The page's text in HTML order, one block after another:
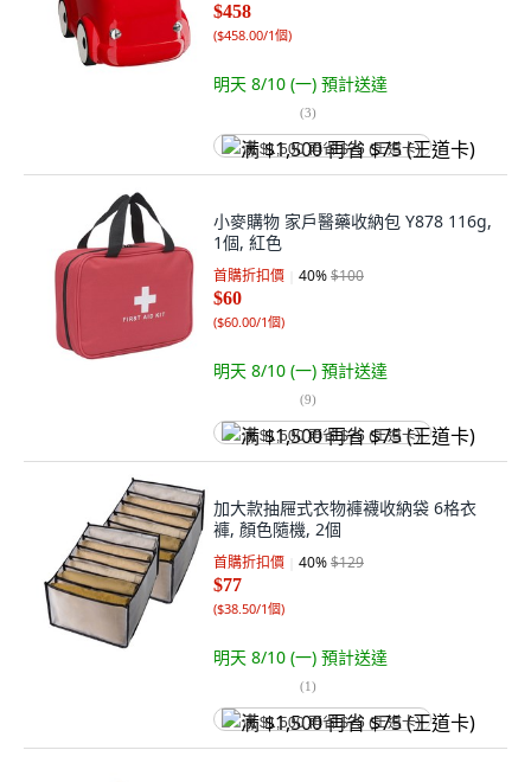
$458
($458.00/1個)
明天 8/10 (一) 預計送達
(3)
满 $1,500 再省 $75 (王道卡)
小麥購物 家戶醫藥收納包 Y878 116g,
1個, 紅色
首購折扣價 40%$100
$60
($60.00/1個)
明天 8/10 (一) 預計送達
(9)
满 $1,500 再省 $75 (王道卡)
加大款抽屜式衣物褲襪收納袋 6格衣
褲, 顏色隨機, 2個
首購折扣價 40%$129
$77
($38.50/1個)
明天 8/10 (一) 預計送達
(1)
满 $1,500 再省 $75 (王道卡)